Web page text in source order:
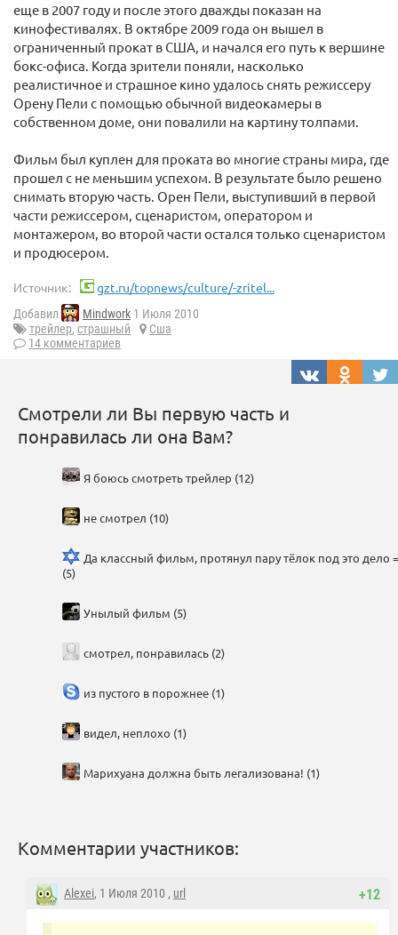
еще в 2007 году и после этого дважды показан на
кинофестивалях. В октябре 2009 года он вышел в
ограниченный прокат в США, и начался его путь к вершине
бокс-офиса. Когда зрители поняли, насколько
реалистичное и страшное кино удалось снять режиссеру
Орену Пели с помощью обычной видеокамеры в
собственном доме, они повалили на картину толпами.
Фильм был куплен для проката во многие страны мира, где
прошел с не меньшим успехом. В результате было решено
снимать вторую часть. Орен Пели, выступивший в первой
части режиссером, сценаристом, оператором и
монтажером, во второй части остался только сценаристом
и продюсером.
Источник: gzt.ru/topnews/culture/-zritel...
Добавил Mindwork 1 Июля 2010
трейлер, страшный
Сша
14 комментариев
Смотрели ли Вы первую часть и
понравилась ли она Вам?
Я боюсь смотреть трейлер (12)
не смотрел (10)
Да классный фильм, протянул пару тёлок под это дело
(5)
Унылый фильм (5)
смотрел, понравилась (2)
из пустого в порожнее (1)
видел, неплохо (1)
Марихуана должна быть легализована! (1)
Комментарии участников:
+12
Alexei, 1 Июля 2010 , url